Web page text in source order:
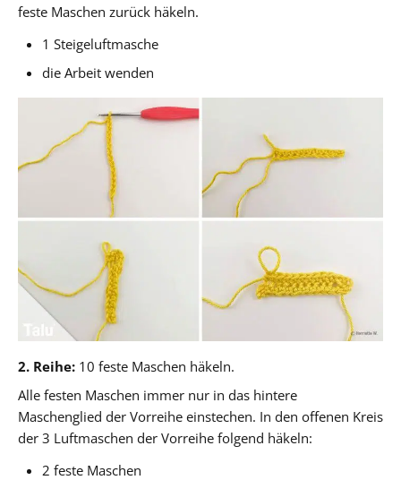
feste Maschen zurück häkeln.
1 Steigeluftmasche
die Arbeit wenden
2. Reihe: 10 feste Maschen häkeln.
Alle festen Maschen immer nur in das hintere
Maschenglied der Vorreihe einstechen. In den offenen Kreis
der 3 Luftmaschen der Vorreihe folgend häkeln:
2 feste Maschen